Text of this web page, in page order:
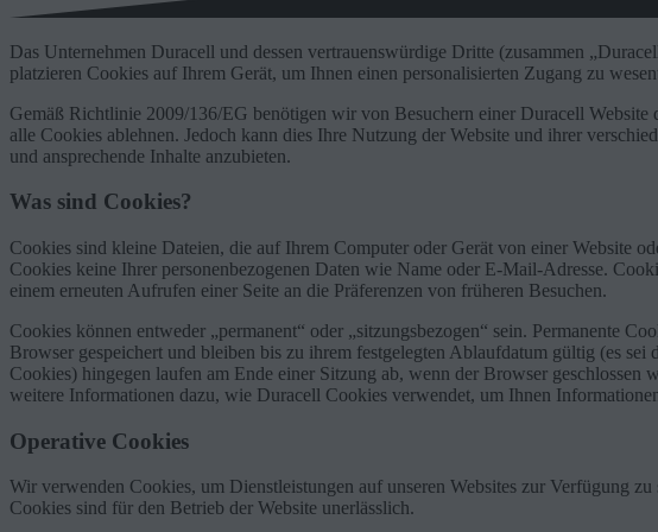
Das Unternehmen Duracell und dessen vertrauenswürdige Dritte (zusammen
platzieren Cookies auf Ihrem Gerät, um Ihnen einen personalisierten Zugang zu
Gemäß Richtlinie 2009/136/EG benötigen wir von Besuchern einer Duracell
alle Cookies ablehnen. Jedoch kann dies Ihre Nutzung der Website und ihrer
und ansprechende Inhalte anzubieten.
Was sind Cookies?
Cookies sind kleine Dateien, die auf Ihrem Computer oder Gerät von einer Website
Cookies keine Ihrer personenbezogenen Daten wie Name oder E-Mail-Adresse.
einem erneuten Aufrufen einer Seite an die Präferenzen von früheren Besuchen.
Cookies können entweder „permanent“ oder „sitzungsbezogen“ sein. Permanente
Browser gespeichert und bleiben bis zu ihrem festgelegten Ablaufdatum gültig (es
Cookies) hingegen laufen am Ende einer Sitzung ab, wenn der Browser
weitere Informationen dazu, wie Duracell Cookies verwendet, um Ihnen
Operative Cookies
Wir verwenden Cookies, um Dienstleistungen auf unseren Websites zur Verfügung
Cookies sind für den Betrieb der Website unerlässlich.